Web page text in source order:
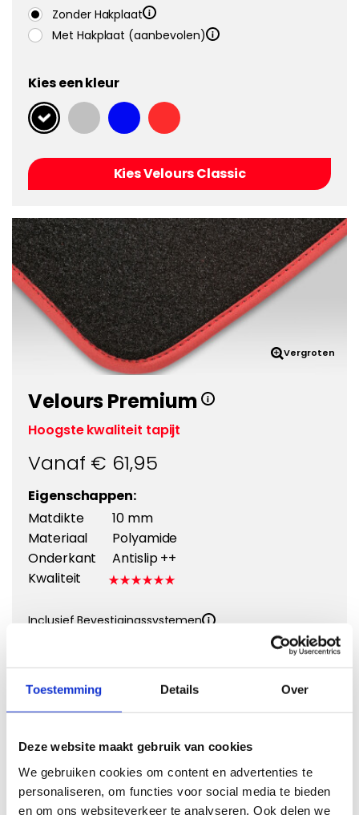
Toestemming Details Over
Deze website maakt gebruik van cookies
We gebruiken cookies om content en advertenties te
personaliseren, om functies voor social media te bieden
en om ons websiteverkeer te analyseren. Ook delen we
Zonder Hakplaat
Met Hakplaat (aanbevolen)
Kies een kleur
Kies Velours Classic
Vergroten
Velours Premium
Hoogste kwaliteit tapijt
Vanaf € 61,95
Eigenschappen:
Matdikte
10 mm
Materiaal
Polyamide
Onderkant
Antislip ++
Kwaliteit
Inclusief Bevestigingssystemen
Kies een kleur